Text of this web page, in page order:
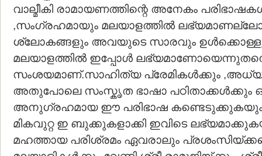
വാല്മീകി രാമായണത്തിന്റെ അനേകം
,സംഗ്രഹമായും മലയാളത്തില്‍
ശ്ലോകങ്ങളും അവയുടെ സാരവും
മലയാളത്തില്‍ ഇപ്പോള്‍
സംശയമാണ്.സാഹിത്യ പ്രേമികള്‍ക്കും
അതുപോലെ സംസ്കൃത ഭാഷാ പഠിതാക്കള്‍ക്കും
അനുഗ്രഹമായ ഈ പരിഭാഷ
മികവുറ്റ ഇ ബുക്കുകളാക്കി ഇവിടെ
മഹത്തായ പരിശ്രമം ഏവരാലും